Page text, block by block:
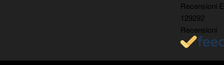
Recensioni
129292
Recensioni